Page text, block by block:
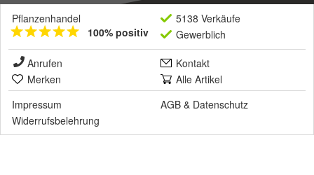
Pflanzenhandel
100% positiv
5138 Verkäufe
Gewerblich
Anrufen
Kontakt
Merken
Alle Artikel
Impressum
AGB & Datenschutz
Widerrufsbelehrung